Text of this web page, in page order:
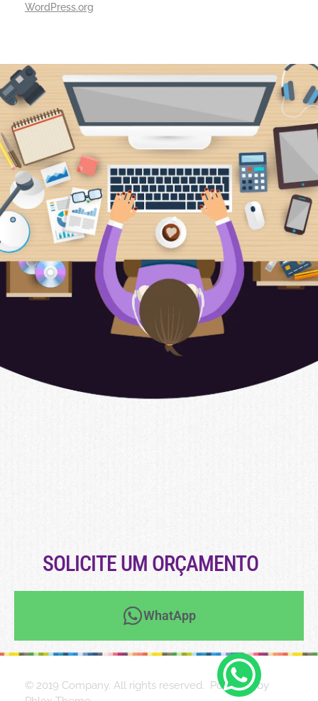
WordPress.org
SOLICITE UM ORÇAMENTO
WhatApp
© 2019 Company. All rights reserved. Powered by